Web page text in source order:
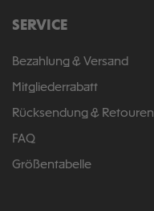
SERVICE
Bezahlung & Versand
Mitgliederrabatt
Rücksendung & Retouren
FAQ
Größentabelle